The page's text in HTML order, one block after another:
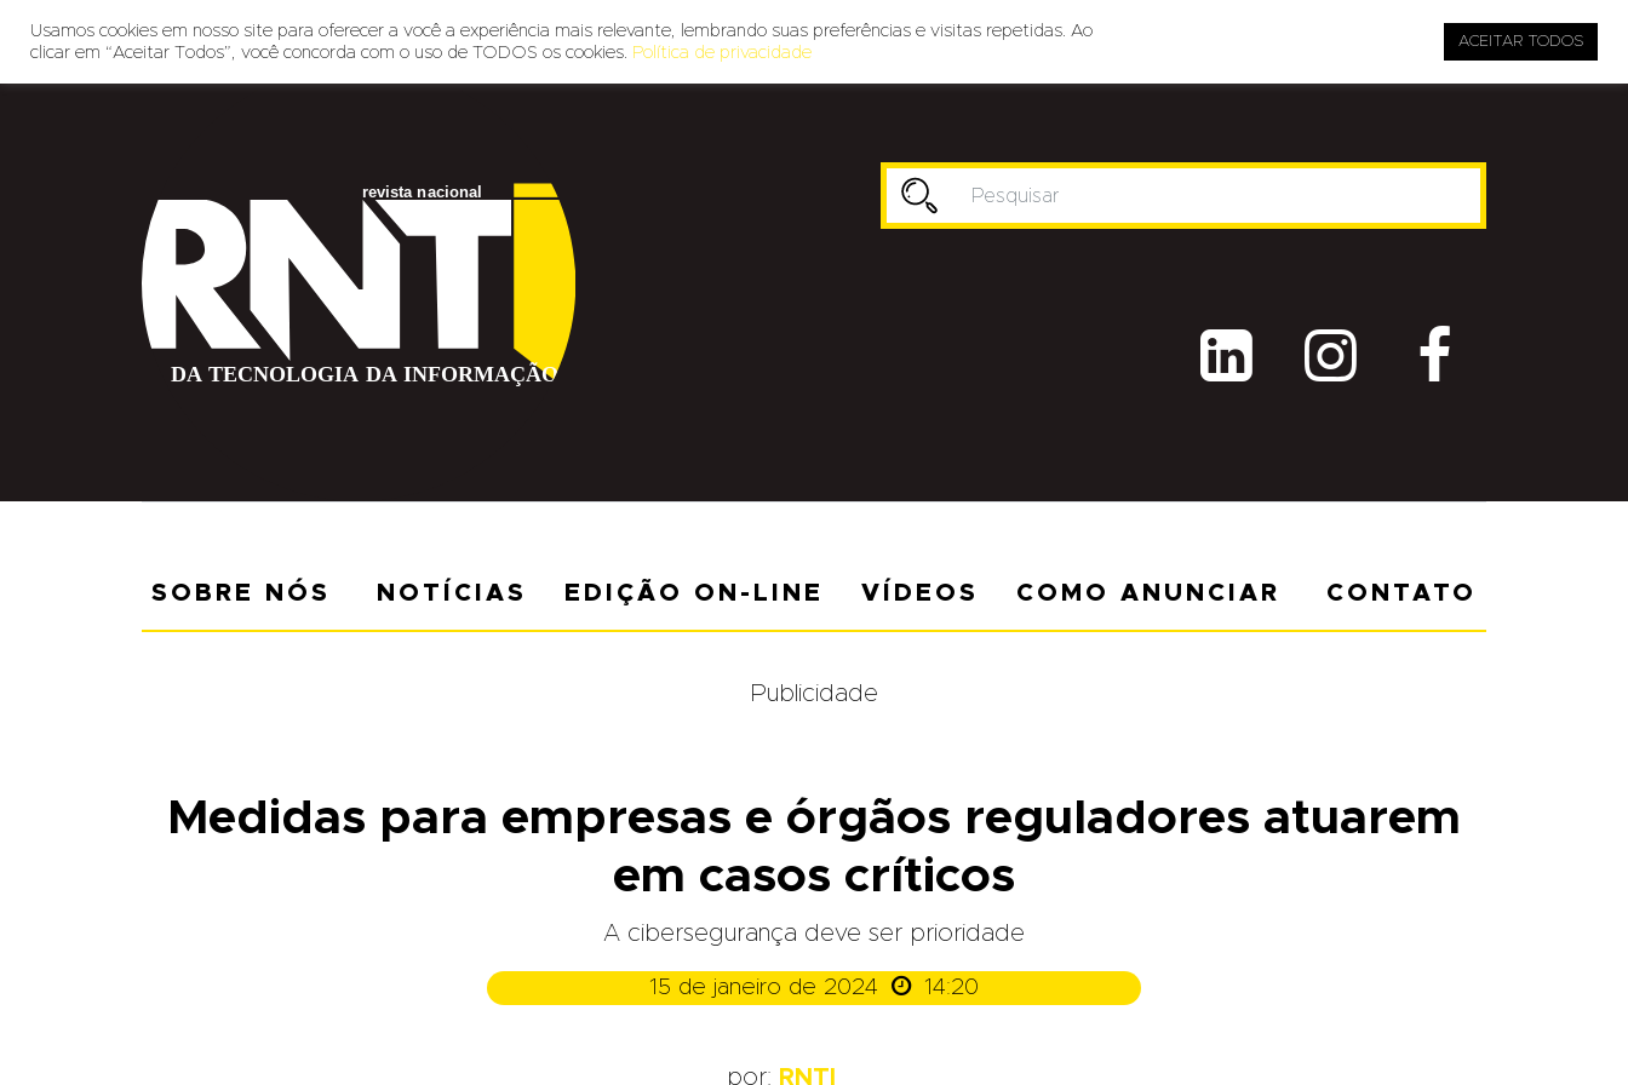
pauta@revistati.com.br



SOBRE NÓS NOTÍCIAS EDIÇÃO ON-LINE VÍDEOS COMO ANUNCIAR CONTATO
Publicidade
Medidas para empresas e órgãos reguladores atuarem
em casos críticos
A cibersegurança deve ser prioridade
15 de janeiro de 2024  14:20
por: RNTI
Usamos cookies em nosso site para oferecer a você a experiência mais relevante, lembrando suas preferências e visitas repetidas. Ao
clicar em “Aceitar Todos”, você concorda com o uso de TODOS os cookies. Política de privacidade
ACEITAR TODOS